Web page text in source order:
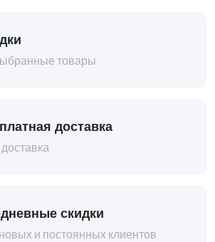
товары
доставка
скидки
и постоянных клиентов